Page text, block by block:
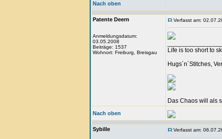
Nach oben
Patente Deern
Anmeldungsdatum:
03.05.2008
Beiträge: 1537
Wohnort: Freiburg, Breisgau
Verfasst am:
Life is too short to
Hugs´n´Stitches,
Das Chaos will als
Nach oben
Sybille Verfasst am: